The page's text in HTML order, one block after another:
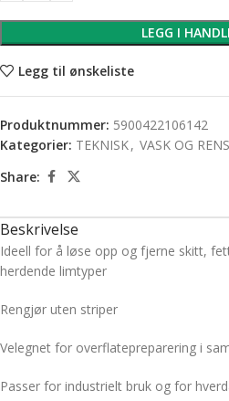
LEGG I
Legg til ønskeliste
Produktnummer: 5900422106142
Kategorier: TEKNISK, VASK OG RENS
Share:
Beskrivelse
Ideell for å løse opp og fjerne skitt,
herdende limtyper
Rengjør uten striper
Velegnet for overflatepreparering i
Passer for industrielt bruk og for